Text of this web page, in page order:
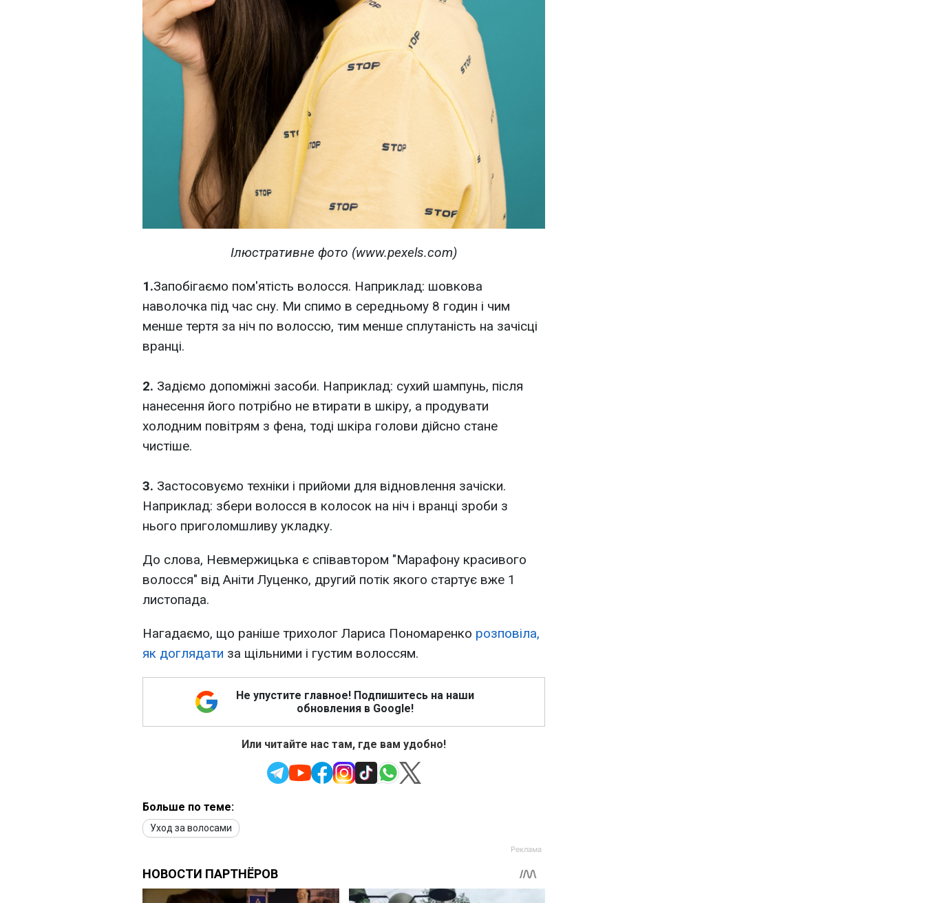
Ілюстративне фото (www.pexels.com)
1.Запобігаємо пом'ятість волосся. Наприклад: шовкова
наволочка під час сну. Ми спимо в середньому 8 годин і чим
менше тертя за ніч по волоссю, тим менше сплутаність на зачісці
вранці.
2. Задіємо допоміжні засоби. Наприклад: сухий шампунь, після
нанесення його потрібно не втирати в шкіру, а продувати
холодним повітрям з фена, тоді шкіра голови дійсно стане
чистіше.
3. Застосовуємо техніки і прийоми для відновлення зачіски.
Наприклад: збери волосся в колосок на ніч і вранці зроби з
нього приголомшливу укладку.
До слова, Невмержицька є співавтором "Марафону красивого
волосся" від Аніти Луценко, другий потік якого стартує вже 1
листопада.
Нагадаємо, що раніше трихолог Лариса Пономаренко розповіла,
як доглядати за щільними і густим волоссям.
Не упустите главное! Подпишитесь на наши
обновления в Google!
Или читайте нас там, где вам удобно!
Больше по теме:
Уход за волосами